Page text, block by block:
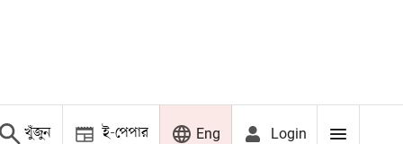
খুঁজুন ই-পেপার Eng Login